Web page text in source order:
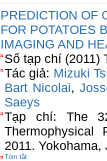
PREDICTION OF
FOR POTATOES
IMAGING AND
Số tạp chí (2011)
Tác giả: Mizuki
Bart Nicolai,
Saeys
Tạp chí: The
Thermophysical
2011. Yokohama,
Tóm tắt